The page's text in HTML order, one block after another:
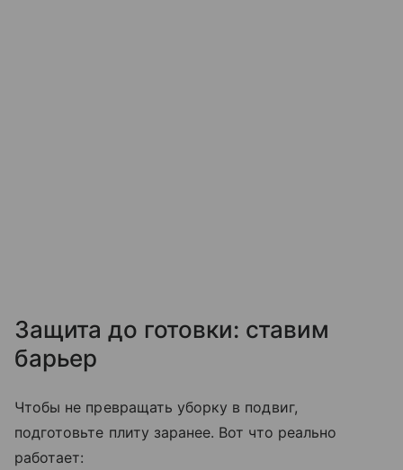
Защита до готовки: ставим
барьер
Чтобы не превращать уборку в подвиг,
подготовьте плиту заранее. Вот что реально
работает: